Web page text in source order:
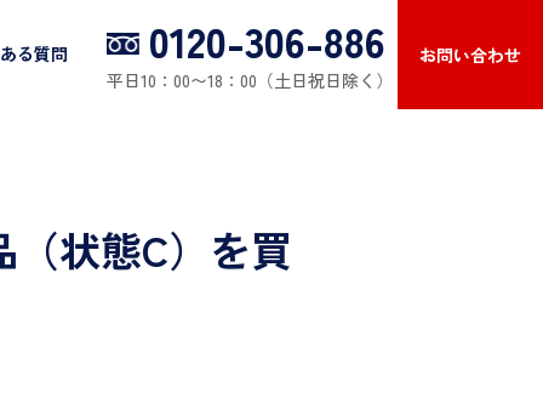
る質問 0120-306-886
平日10：00〜18：00（土日祝日除く）
お問い合わせ
状態C）を買